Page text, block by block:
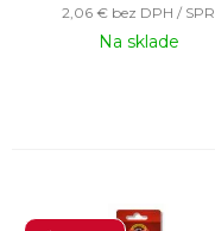
2,06 € bez DPH / SPR
Na sklade